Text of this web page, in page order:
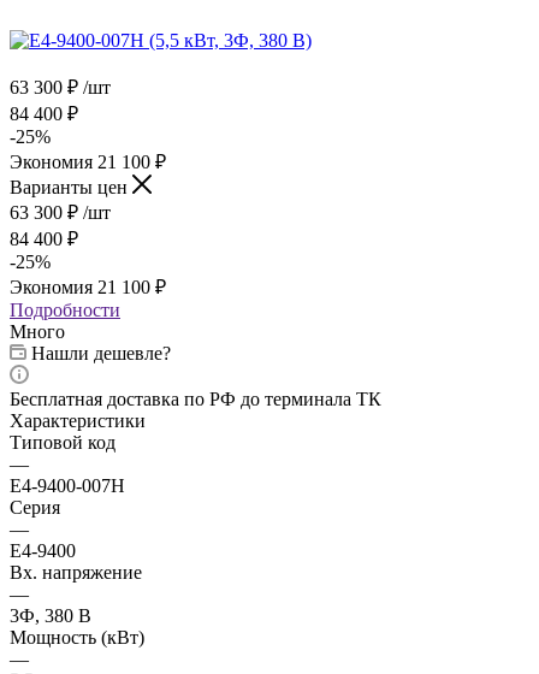
63 300 ₽ /шт
84 400 ₽
-25%
Экономия 21 100 ₽
Варианты цен
63 300 ₽ /шт
84 400 ₽
-25%
Экономия 21 100 ₽
Подробности
Много
Нашли дешевле?
Бесплатная доставка по РФ до терминала ТК
Характеристики
Типовой код
—
E4-9400-007H
Серия
—
E4-9400
Вх. напряжение
—
3Ф, 380 В
Мощность (кВт)
—